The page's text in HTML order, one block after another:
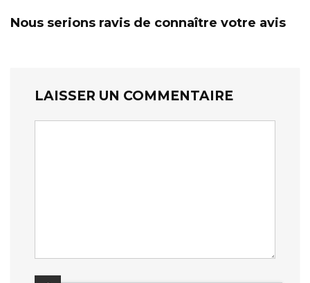
Nous serions ravis de connaître votre avis
LAISSER UN COMMENTAIRE